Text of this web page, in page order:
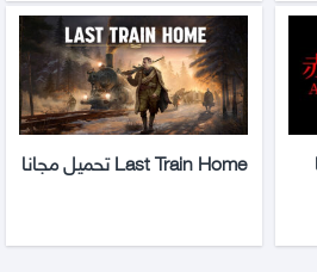
Last Train Home تحميل مجانا